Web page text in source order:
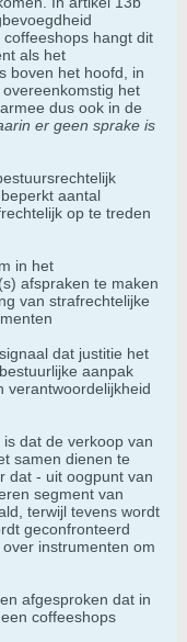
hangt dit
als het
boven het hoofd, in
het
dus ook in de
er geen sprake is
aantal
op te treden
in het
afspraken te maken
van strafrechtelijke
dat justitie het
aanpak
verantwoordelijkheid
dat de verkoop van
samen dienen te
dat - uit oogpunt van
segment van
terwijl tevens wordt
geconfronteerd
instrumenten om
afgesproken dat in
coffeeshops